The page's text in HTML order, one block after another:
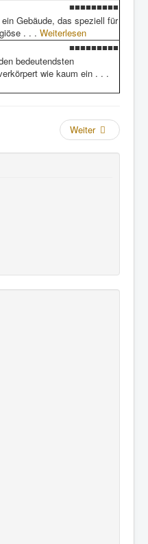
■■■■■■■■■
Gebäude, das speziell für
. . . Weiterlesen
■■■■■■■■■
bedeutendsten
wie kaum ein . . .
Weiter